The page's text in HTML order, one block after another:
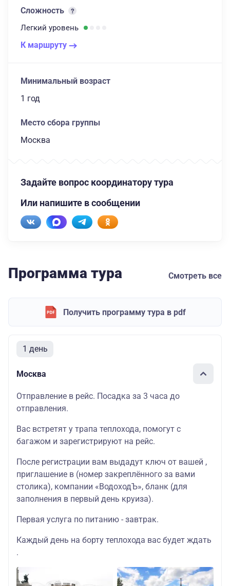
Сложность
Легкий уровень
К маршруту
Минимальный возраст
1 год
Место сбора группы
Москва
Задайте вопрос координатору тура
Или напишите в сообщении
Программа тура Смотреть все
Получить программу тура в pdf
1 день
Москва
Отправление в рейс. Посадка за 3 часа до
отправления.
Вас встретят у трапа теплохода, помогут с
багажом и зарегистрируют на рейс.
После регистрации вам выдадут ключ от вашей ,
приглашение в (номер закреплённого за вами
столика), компании «ВодоходЪ», бланк (для
заполнения в первый день круиза).
Первая услуга по питанию - завтрак.
Каждый день на борту теплохода вас будет ждать
.